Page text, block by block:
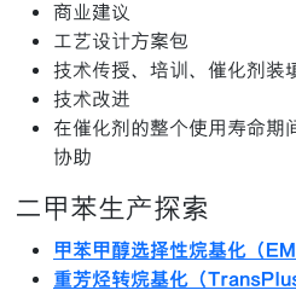
商业建议
工艺设计方案包
技术传授、培训、催化剂装
技术改进
在催化剂的整个使用寿命期
协助
二甲苯生产探索
甲苯甲醇选择性烷基化（
重芳烃转烷基化（